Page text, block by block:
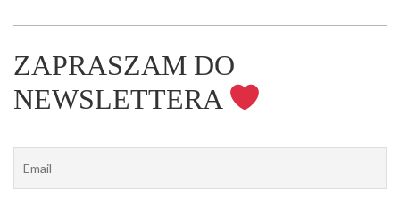
ZAPRASZAM DO
NEWSLETTERA